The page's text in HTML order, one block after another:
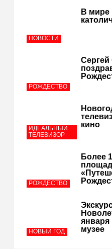
НОВОСТИ
В мире
РОЖДЕСТВО
ИДЕАЛЬНЫЙ
ТЕЛЕВИЗОР
кино
РОЖДЕСТВО
Более
НОВЫЙ ГОД
января
музее